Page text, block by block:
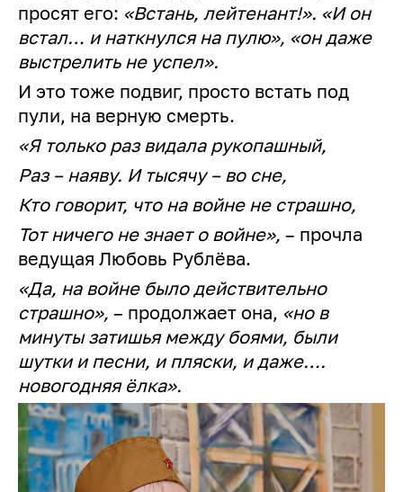
просят его: «Встань, лейтенант!». «И он
встал… и наткнулся на пулю», «он даже
выстрелить не успел».
И это тоже подвиг, просто встать под
пули, на верную смерть.
«Я только раз видала рукопашный,
Раз – наяву. И тысячу – во сне,
Кто говорит, что на войне не страшно,
Тот ничего не знает о войне», – прочла
ведущая Любовь Рублёва.
«Да, на войне было действительно
страшно», – продолжает она, «но в
минуты затишья между боями, были
шутки и песни, и пляски, и даже….
новогодняя ёлка».